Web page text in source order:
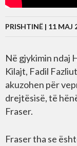
PRISHTINË | 11 MAJ
Në gjykimin ndaj
Kilajt, Fadil
akuzohen për
drejtësisë, të
Fraser.
Fraser tha se